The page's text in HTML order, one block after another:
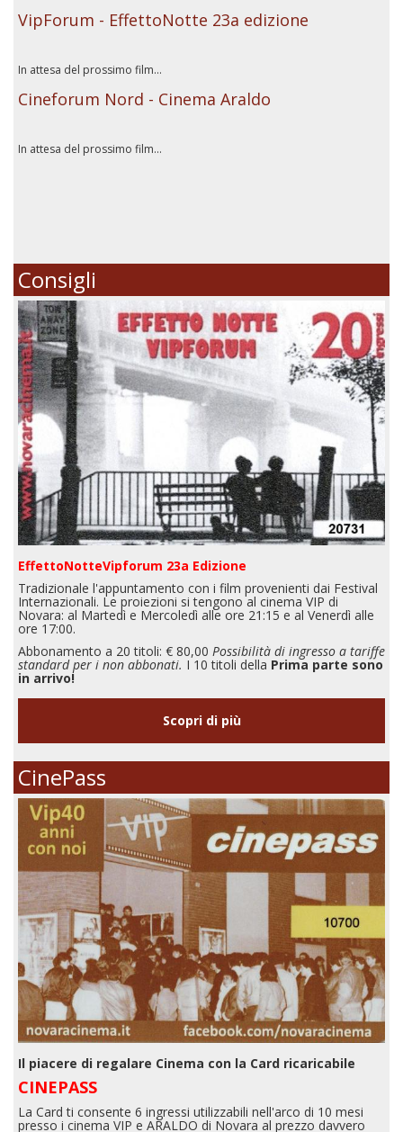
VipForum - EffettoNotte 23a edizione
In attesa del prossimo film...
Cineforum Nord - Cinema Araldo
In attesa del prossimo film...
Consigli
EffettoNotteVipforum 23a Edizione
Tradizionale l'appuntamento con i film provenienti dai Festival
Internazionali. Le proiezioni si tengono al cinema VIP di
Novara: al Martedì e Mercoledì alle ore 21:15 e al Venerdì alle
ore 17:00.
Abbonamento a 20 titoli: € 80,00 Possibilità di ingresso a tariffe
standard per i non abbonati. I 10 titoli della Prima parte sono
in arrivo!
Scopri di più
CinePass
Il piacere di regalare Cinema con la Card ricaricabile
CINEPASS
La Card ti consente 6 ingressi utilizzabili nell'arco di 10 mesi
presso i cinema VIP e ARALDO di Novara al prezzo davvero